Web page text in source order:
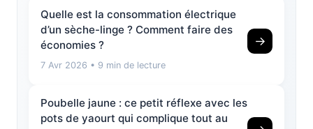
Quelle est la consommation électrique
d’un sèche-linge ? Comment faire des
économies ?
7 Avr 2026 • 9 min de lecture
→
Poubelle jaune : ce petit réflexe avec les
pots de yaourt qui complique tout au